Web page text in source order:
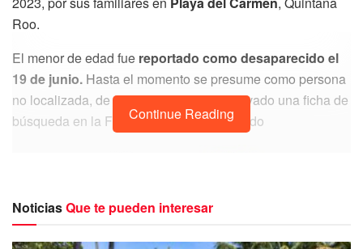
Roo.
El menor de edad fue reportado como desaparecido el
19 de junio. Hasta el momento se presume como persona
no localizada, de tal forma que se ha activado una ficha de
búsqueda en la Fiscalía General del Estado
Continue Reading
NoticiasQue te pueden interesar